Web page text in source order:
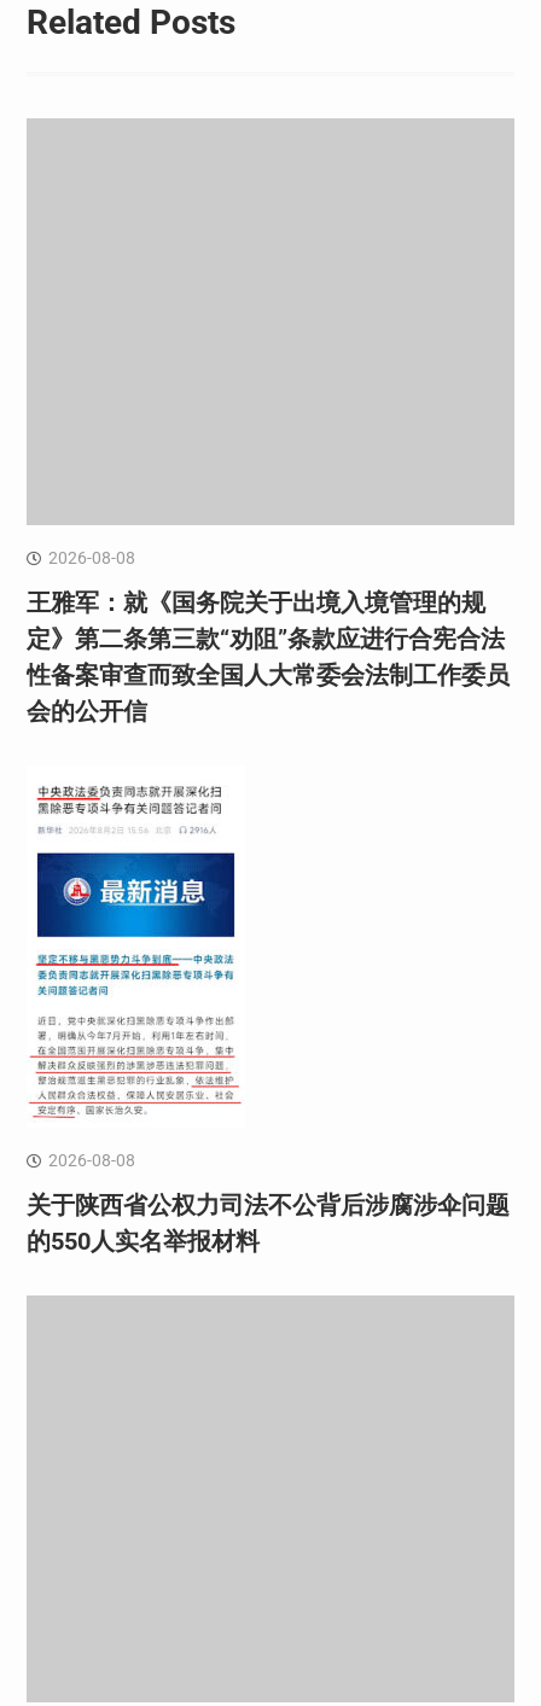
Related Posts
2026-08-08
王雅军：就《国务院关于出境入境管理的规
定》第二条第三款“劝阻”条款应进行合宪合法
性备案审查而致全国人大常委会法制工作委员
会的公开信
2026-08-08
关于陕西省公权力司法不公背后涉腐涉伞问题
的550人实名举报材料